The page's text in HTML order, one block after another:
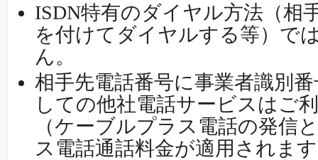
ISDN特有のダイヤル方法（相
を付けてダイヤルする等）で
ん。
相手先電話番号に事業者識別
しての他社電話サービスはご
（ケーブルプラス電話の発信
ス電話通話料金が適用されま